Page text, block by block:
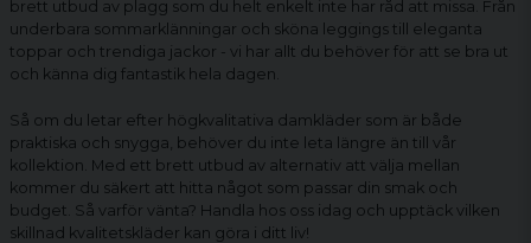
brett utbud av plagg som du helt enkelt inte har råd att missa. Från
underbara sommarklänningar och sköna leggings till eleganta
toppar och trendiga jackor - vi har allt du behöver för att se bra ut
och känna dig fantastik hela dagen.
Så om du letar efter högkvalitativa damkläder som är både
praktiska och snygga, behöver du inte leta längre än till vår
kollektion. Med ett brett utbud av alternativ att välja mellan
kommer du säkert att hitta något som passar din smak och
budget. Så varför vänta? Handla hos oss idag och upptäck vilken
skillnad kvalitetskläder kan göra i ditt liv!